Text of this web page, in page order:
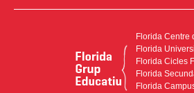
Florida Centre
Florida
Florida Cicles
Florida
Florida